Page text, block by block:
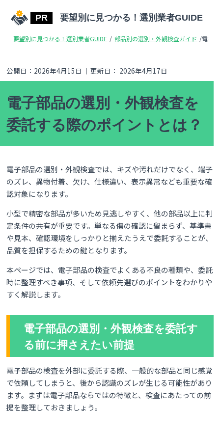
要望別に見つかる！選別業者GUIDE
要望別に見つかる！選別業者GUIDE / 部品別の選別・外観検査ガイド /電子
公開日： 2026年4月15日 ｜更新日： 2026年4月17日
電子部品の選別・外観検査を
委託する際のポイントとは？
電子部品の選別・外観検査では、キズや汚れだけでなく、端子
のズレ、異物付着、欠け、仕様違い、表示異常なども重要な確
認対象になります。
小型で精密な部品が多いため見逃しやすく、他の部品以上に判
定条件の共有が重要です。単なる傷の確認に留まらず、基準書
や見本、確認環境をしっかりと揃えたうえで委託することが、
品質を担保するための鍵となります。
本ページでは、電子部品の検査でよくある不良の種類や、委託
時に整理すべき事項、そして依頼先選びのポイントをわかりや
すく解説します。
電子部品の選別・外観検査を委託す
る前に押さえたい前提
電子部品の検査を外部に委託する際、一般的な部品と同じ感覚
で依頼してしまうと、後から認識のズレが生じる可能性があり
ます。まずは電子部品ならではの特徴と、検査にあたっての前
提を整理しておきましょう。